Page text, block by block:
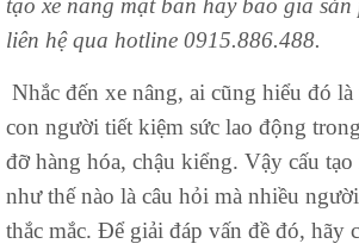
tạo xe nâng mặt bàn hay báo giá
liên hệ qua hotline 0915.886.488.
Nhắc đến xe nâng, ai cũng hiểu đó
con người tiết kiệm sức lao động
đỡ hàng hóa, chậu kiểng. Vậy cấu tạo
như thế nào là câu hỏi mà nhiều
thắc mắc. Để giải đáp vấn đề đó, hãy